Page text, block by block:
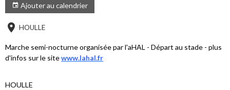
Ajouter au calendrier
HOULLE
Marche semi-nocturne organisée par l'aHAL - Départ au stade - plus
d'infos sur le sitewww.lahal.fr
HOULLE